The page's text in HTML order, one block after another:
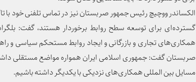
الکساندر ووچیچ رئیس جمهور صربستان نیز در تماس تلفنی خود با
گسترده‌ای برای توسعه سطح روابط برخوردار هستند، گفت:
همکاری‌های تجاری و بازرگانی و ایجاد روابط مستحکم سیاسی و
صربستان گفت: جمهوری اسلامی ایران همواره مواضع مستقلی
مسایل بین المللی همکاری‌های نزدیکی با یکدیگر داشته باشیم.